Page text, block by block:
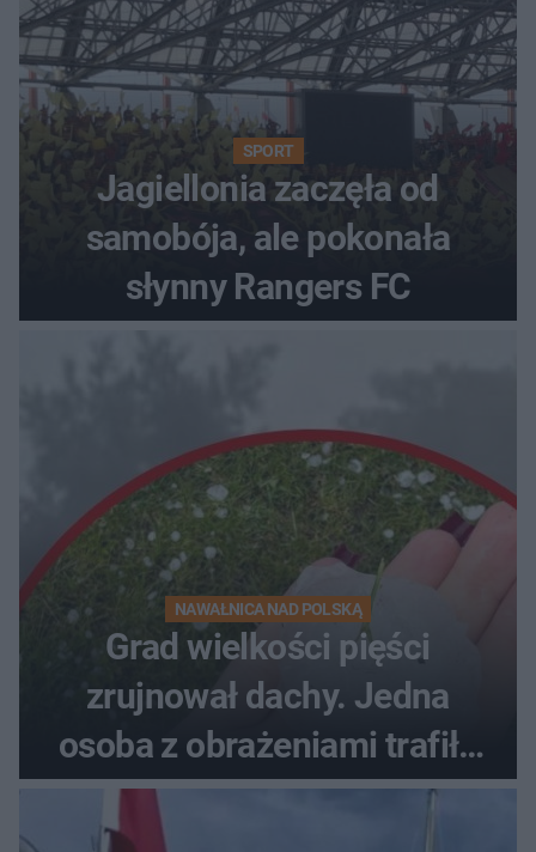
SPORT
Jagiellonia zaczęła od
samobója, ale pokonała
słynny Rangers FC
NAWAŁNICA NAD POLSKĄ
Grad wielkości pięści
zrujnował dachy. Jedna
osoba z obrażeniami trafiła
do szpitala